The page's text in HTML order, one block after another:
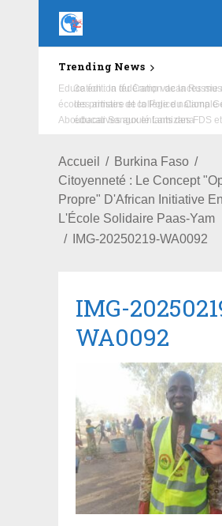
Trending News
Education : la fédération de la Russie
écoles primaire et collège du Camp
Aboubacar Sangoulé Lamizana
Accueil
Burkina Faso
Citoyenneté : Le Concept
Propre" D'African Initiative
L'École Solidaire Paas-Yam
IMG-20250219-WA0092
IMG-
WA0092